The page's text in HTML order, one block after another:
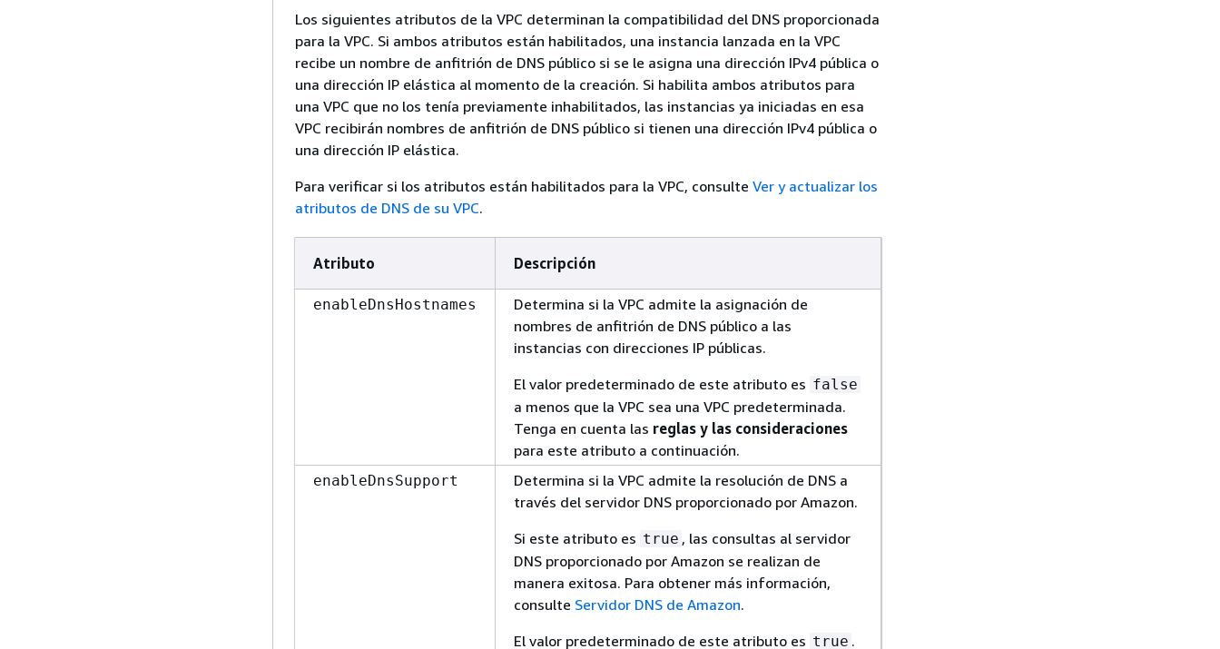
Los siguientes atributos de la VPC determinan la compatibilidad del DNS proporcionada
para la VPC. Si ambos atributos están habilitados, una instancia lanzada en la VPC
recibe un nombre de anfitrión de DNS público si se le asigna una dirección IPv4 pública o
una dirección IP elástica al momento de la creación. Si habilita ambos atributos para
una VPC que no los tenía previamente inhabilitados, las instancias ya iniciadas en esa
VPC recibirán nombres de anfitrión de DNS público si tienen una dirección IPv4 pública o
una dirección IP elástica.
Para verificar si los atributos están habilitados para la VPC, consulte Ver y actualizar los
atributos de DNS de su VPC.
Atributo Descripción
enableDnsHostnames
Determina si la VPC admite la asignación de
nombres de anfitrión de DNS público a las
instancias con direcciones IP públicas.
El valor predeterminado de este atributo es false
a menos que la VPC sea una VPC predeterminada.
Tenga en cuenta las reglas y las consideraciones
para este atributo a continuación.
enableDnsSupport
Determina si la VPC admite la resolución de DNS a
través del servidor DNS proporcionado por Amazon.
Si este atributo es true , las consultas al servidor
DNS proporcionado por Amazon se realizan de
manera exitosa. Para obtener más información,
consulte Servidor DNS de Amazon.
El valor predeterminado de este atributo es true .